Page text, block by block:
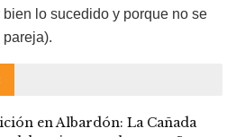
lo sucedido y porque no se
en Albardón: La Cañada